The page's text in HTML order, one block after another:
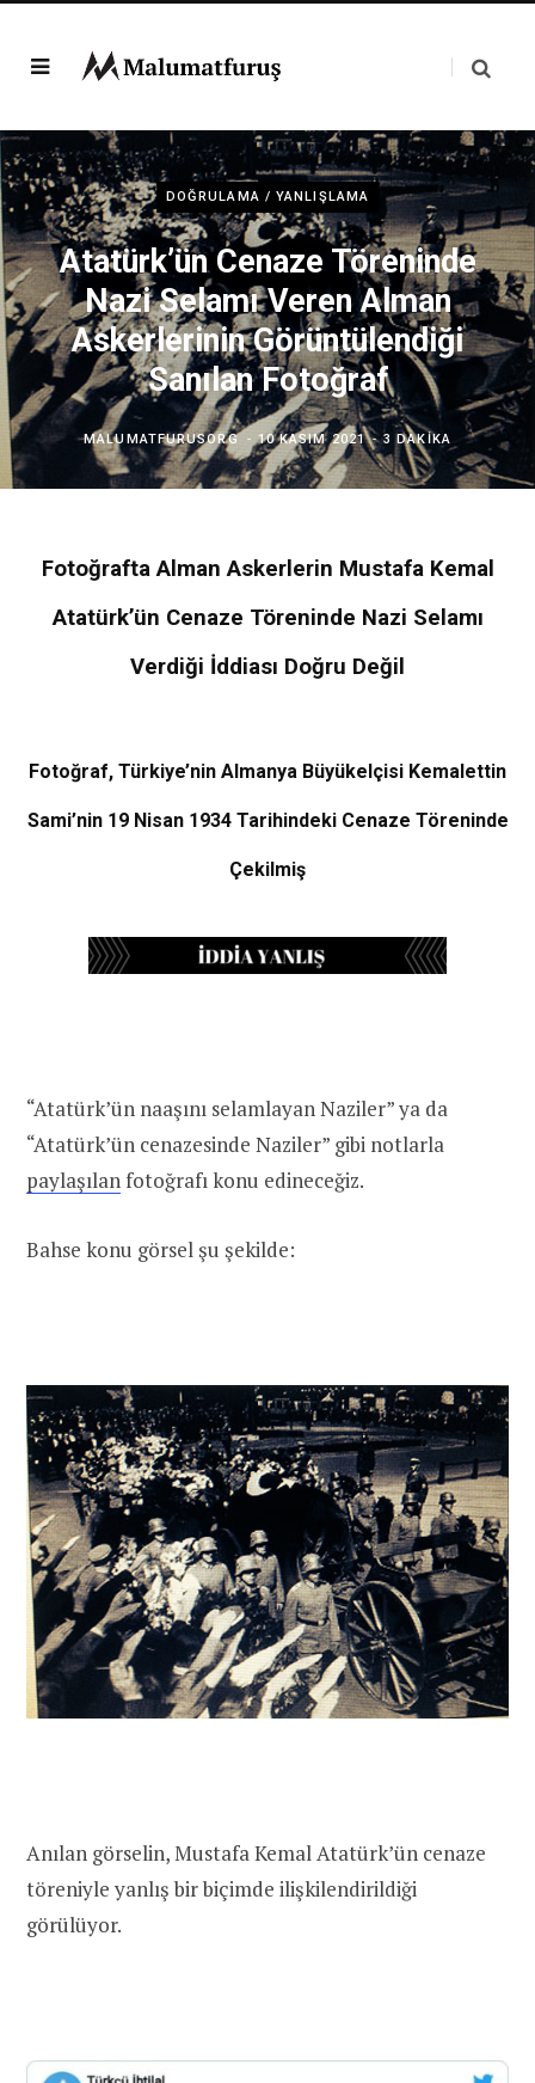
DOĞRULAMA / YANLIŞLAMA
Atatürk’ün Cenaze Töreninde
Nazi Selamı Veren Alman
Askerlerinin Görüntülendiği
Sanılan Fotoğraf
MALUMATFURUSORG 10 KASIM 2021 3 DAKIKA
Fotoğrafta Alman Askerlerin Mustafa Kemal
Atatürk’ün Cenaze Töreninde Nazi Selamı
Verdiği İddiası Doğru Değil
Fotoğraf, Türkiye’nin Almanya Büyükelçisi Kemalettin
Sami’nin 19 Nisan 1934 Tarihindeki Cenaze Töreninde
Çekilmiş
“Atatürk’ün naaşını selamlayan Naziler” ya da
“Atatürk’ün cenazesinde Naziler” gibi notlarla
paylaşılanfotoğrafı konu edineceğiz.
Bahse konu görsel şu şekilde:
Anılan görselin, Mustafa Kemal Atatürk’ün cenaze
töreniyle yanlış bir biçimde ilişkilendirildiği
görülüyor.